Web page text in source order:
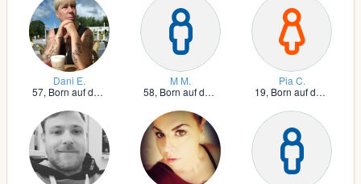
Dani E.
57, Born auf dem Darß
M M.
58, Born auf dem Darß
Pia C.
19, Born auf dem Darß